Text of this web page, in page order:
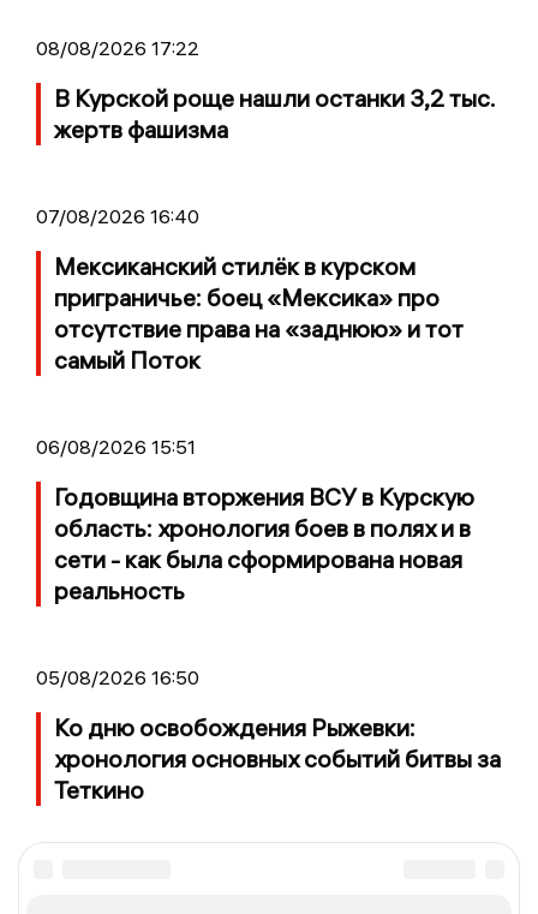
08/08/2026 17:22
В Курской роще нашли останки 3,2 тыс.
жертв фашизма
07/08/2026 16:40
Мексиканский стилёк в курском
приграничье: боец «Мексика» про
отсутствие права на «заднюю» и тот
самый Поток
06/08/2026 15:51
Годовщина вторжения ВСУ в Курскую
область: хронология боев в полях и в
сети - как была сформирована новая
реальность
05/08/2026 16:50
Ко дню освобождения Рыжевки:
хронология основных событий битвы за
Теткино